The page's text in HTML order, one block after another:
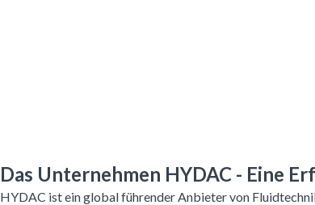
Das Unternehmen HYDAC - Eine
HYDAC ist ein global führender Anbieter von